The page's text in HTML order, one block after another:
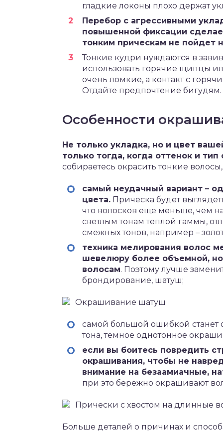
гладкие локоны плохо держат
Перебор с агрессивными
повышенной фиксации
тонким прическам не пойдет
Тонкие кудри нуждаются в
использовать горячие щипцы
очень ломкие, а контакт с
Отдайте предпочтение бигудям.
Особенности
Не только укладка, но и цвет
только тогда, когда оттенок и
собираетесь окрасить тонкие
самый неудачный вариант –
цвета. Прическа будет
что волосков еще меньше, чем
светлым тонам теплой гаммы,
смежных тонов, например –
техника мелирования волос
шевелюру более объемной,
волосам. Поэтому лучше
брондирование, шатуш;
Окрашивание шатуш
самой большой ошибкой
тона, темное однотонное
если вы боитесь повредить
окрашивания, чтобы не
внимание на безаамиачные,
при это бережно окрашивают
Прически с хвостом на длинные
Больше деталей о причинах и